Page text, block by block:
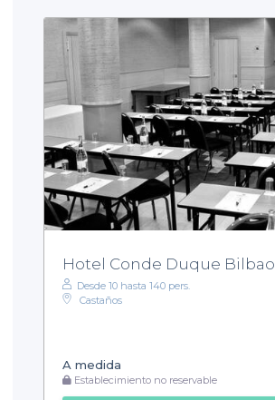
Hotel Conde Duque Bilbao
Desde 10 hasta 140 pers.
Castaños
A medida
Establecimiento no reservable